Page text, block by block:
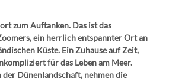
zum Auftanken. Das ist das
ein herrlich entspannter Ort an
Küste. Ein Zuhause auf Zeit,
für das Leben am Meer.
Dünenlandschaft, nehmen die